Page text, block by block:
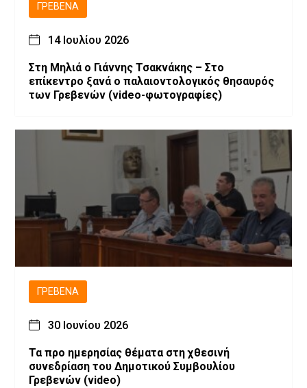
ΓΡΕΒΕΝΆ
14 Ιουλίου 2026
Στη Μηλιά ο Γιάννης Τσακνάκης – Στο
επίκεντρο ξανά ο παλαιοντολογικός θησαυρός
των Γρεβενών (video-φωτογραφίες)
ΓΡΕΒΕΝΆ
30 Ιουνίου 2026
Τα προ ημερησίας θέματα στη χθεσινή
συνεδρίαση του Δημοτικού Συμβουλίου
Γρεβενών (video)